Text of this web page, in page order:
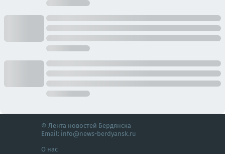
© Лента новостей Бердянска
Email: info@news-berdyansk.ru
О нас